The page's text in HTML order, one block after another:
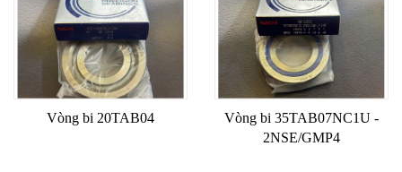
Vòng bi 20TAB04
Vòng bi 35TAB07NC1U -
2NSE/GMP4